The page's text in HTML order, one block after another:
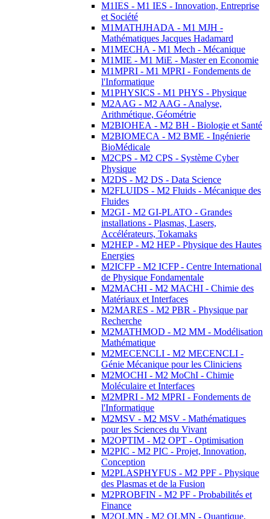
M1IES - M1 IES - Innovation, Entreprise
et Société
M1MATHJHADA - M1 MJH -
Mathématiques Jacques Hadamard
M1MECHA - M1 Mech - Mécanique
M1MIE - M1 MiE - Master en Economie
M1MPRI - M1 MPRI - Fondements de
l'Informatique
M1PHYSICS - M1 PHYS - Physique
M2AAG - M2 AAG - Analyse,
Arithmétique, Géométrie
M2BIOHEA - M2 BH - Biologie et Santé
M2BIOMECA - M2 BME - Ingénierie
BioMédicale
M2CPS - M2 CPS - Système Cyber
Physique
M2DS - M2 DS - Data Science
M2FLUIDS - M2 Fluids - Mécanique des
Fluides
M2GI - M2 GI-PLATO - Grandes
installations - Plasmas, Lasers,
Accélérateurs, Tokamaks
M2HEP - M2 HEP - Physique des Hautes
Energies
M2ICFP - M2 ICFP - Centre International
de Physique Fondamentale
M2MACHI - M2 MACHI - Chimie des
Matériaux et Interfaces
M2MARES - M2 PBR - Physique par
Recherche
M2MATHMOD - M2 MM - Modélisation
Mathématique
M2MECENCLI - M2 MECENCLI -
Génie Mécanique pour les Cliniciens
M2MOCHI - M2 MoChI - Chimie
Moléculaire et Interfaces
M2MPRI - M2 MPRI - Fondements de
l'Informatique
M2MSV - M2 MSV - Mathématiques
pour les Sciences du Vivant
M2OPTIM - M2 OPT - Optimisation
M2PIC - M2 PIC - Projet, Innovation,
Conception
M2PLASPHYFUS - M2 PPF - Physique
des Plasmas et de la Fusion
M2PROBFIN - M2 PF - Probabilités et
Finance
M2QLMN - M2 QLMN - Quantique,